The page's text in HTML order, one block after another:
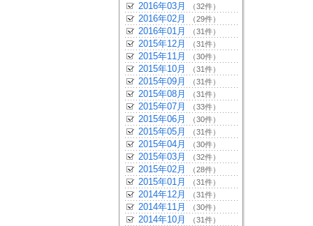
2016年03月 （32件）
2016年02月 （29件）
2016年01月 （31件）
2015年12月 （31件）
2015年11月 （30件）
2015年10月 （31件）
2015年09月 （31件）
2015年08月 （31件）
2015年07月 （33件）
2015年06月 （30件）
2015年05月 （31件）
2015年04月 （30件）
2015年03月 （32件）
2015年02月 （28件）
2015年01月 （31件）
2014年12月 （31件）
2014年11月 （30件）
2014年10月 （31件）